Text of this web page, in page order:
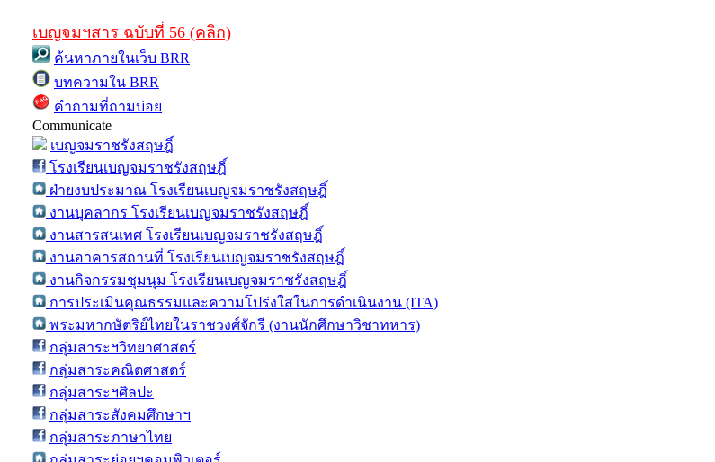
เบญจมฯสาร ฉบับที่ 56 (คลิก)
ค้นหาภายในเว็บ BRR
บทความใน BRR
คำถามที่ถามบ่อย
Communicate
เบญจมราชรังสฤษฎิ์
โรงเรียนเบญจมราชรังสฤษฎิ์
ฝ่ายงบประมาณ โรงเรียนเบญจมราชรังสฤษฎิ์
งานบุคลากร โรงเรียนเบญจมราชรังสฤษฎิ์
งานสารสนเทศ โรงเรียนเบญจมราชรังสฤษฎิ์
งานอาคารสถานที่ โรงเรียนเบญจมราชรังสฤษฎิ์
งานกิจกรรมชุมนุม โรงเรียนเบญจมราชรังสฤษฎิ์
การประเมินคุณธรรมและความโปร่งใสในการดำเนินงาน (ITA)
พระมหากษัตริย์ไทยในราชวงศ์จักรี (งานนักศึกษาวิชาทหาร)
กลุ่มสาระฯวิทยาศาสตร์
กลุ่มสาระคณิตศาสตร์
กลุ่มสาระฯศิลปะ
กลุ่มสาระสังคมศึกษาฯ
กลุ่มสาระภาษาไทย